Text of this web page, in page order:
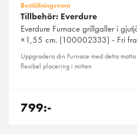
Beställningsvara
Tillbehör: Everdure
Everdure Furnace grillgaller i
×1,55 cm. (100002333) - Fri
Uppgradera din Furnace med detta
flexibel placering i mitten
799:-